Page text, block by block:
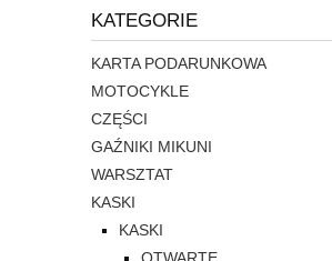
KATEGORIE
KARTA PODARUNKOWA
MOTOCYKLE
CZĘŚCI
GAŹNIKI MIKUNI
WARSZTAT
KASKI
KASKI